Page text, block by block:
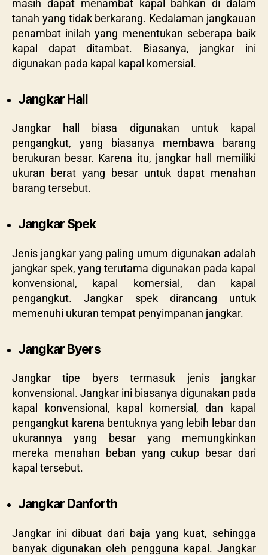
masih dapat menambat kapal bahkan di dalam
tanah yang tidak berkarang. Kedalaman jangkauan
penambat inilah yang menentukan seberapa baik
kapal dapat ditambat. Biasanya, jangkar ini
digunakan pada kapal kapal komersial.
Jangkar Hall
Jangkar hall biasa digunakan untuk kapal
pengangkut, yang biasanya membawa barang
berukuran besar. Karena itu, jangkar hall memiliki
ukuran berat yang besar untuk dapat menahan
barang tersebut.
Jangkar Spek
Jenis jangkar yang paling umum digunakan adalah
jangkar spek, yang terutama digunakan pada kapal
konvensional, kapal komersial, dan kapal
pengangkut. Jangkar spek dirancang untuk
memenuhi ukuran tempat penyimpanan jangkar.
Jangkar Byers
Jangkar tipe byers termasuk jenis jangkar
konvensional. Jangkar ini biasanya digunakan pada
kapal konvensional, kapal komersial, dan kapal
pengangkut karena bentuknya yang lebih lebar dan
ukurannya yang besar yang memungkinkan
mereka menahan beban yang cukup besar dari
kapal tersebut.
Jangkar Danforth
Jangkar ini dibuat dari baja yang kuat, sehingga
banyak digunakan oleh pengguna kapal. Jangkar